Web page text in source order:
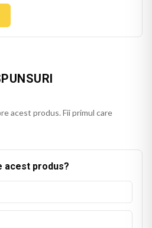
acest produs. Fii primul care
acest produs?